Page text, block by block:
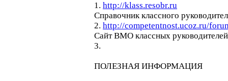
1. http://klass.resobr.ru
Справочник классного
2. http://competentnost.ucoz.ru/
Сайт ВМО классных
3.
ПОЛЕЗНАЯ ИНФОРМАЦИЯ